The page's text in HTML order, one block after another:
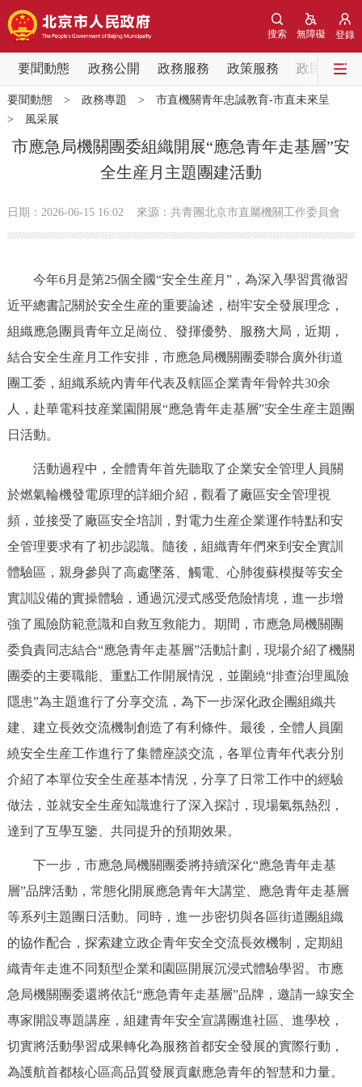
登錄
無障礙
搜索
要聞動態 政務公開 政務服務 政策服務 政民互動
要聞動態
黨中央精神 國務院資訊 中央部委動態
北京要聞 會議資訊 部門動態
市領導 機構職能 政策服務
政策兌現 政策解讀 回應關切
決策公開 專題公開
個人服務 法人服務 部門服務
便民服務 利企服務 投資項目
政民互動
12345網上接訴即辦 我要諮詢 我要建議
走進北京
北京概況 十六區概覽 人文北京
多語種
DEUTSCH FRANÇAIS РУССКИЙ ЯЗЫК
ESPAÑOL العربية PORTUGUÊS
ITALIANO
要聞動態> 政務專題 > 市直機關青年忠誠教育-市直未來呈
>
風采展
市應急局機關團委組織開展“應急青年走基層”安
全生産月主題團建活動
日期：2026-06-15 16:02 來源：共青團北京市直屬機關工作委員會
今年6月是第25個全國“安全生産月”，為深入學習貫徹習
近平總書記關於安全生産的重要論述，樹牢安全發展理念，
組織應急團員青年立足崗位、發揮優勢、服務大局，近期，
結合安全生産月工作安排，市應急局機關團委聯合廣外街道
團工委，組織系統內青年代表及轄區企業青年骨幹共30余
人，赴華電科技産業園開展“應急青年走基層”安全生産主題團
日活動。
活動過程中，全體青年首先聽取了企業安全管理人員關
於燃氣輪機發電原理的詳細介紹，觀看了廠區安全管理視
頻，並接受了廠區安全培訓，對電力生産企業運作特點和安
全管理要求有了初步認識。隨後，組織青年們來到安全實訓
體驗區，親身參與了高處墜落、觸電、心肺復蘇模擬等安全
實訓設備的實操體驗，通過沉浸式感受危險情境，進一步增
強了風險防範意識和自救互救能力。期間，市應急局機關團
委負責同志結合“應急青年走基層”活動計劃，現場介紹了機關
團委的主要職能、重點工作開展情況，並圍繞“排查治理風險
隱患”為主題進行了分享交流，為下一步深化政企團組織共
建、建立長效交流機制創造了有利條件。最後，全體人員圍
繞安全生産工作進行了集體座談交流，各單位青年代表分別
介紹了本單位安全生産基本情況，分享了日常工作中的經驗
做法，並就安全生産知識進行了深入探討，現場氣氛熱烈，
達到了互學互鑒、共同提升的預期效果。
下一步，市應急局機關團委將持續深化“應急青年走基
層”品牌活動，常態化開展應急青年大講堂、應急青年走基層
等系列主題團日活動。同時，進一步密切與各區街道團組織
的協作配合，探索建立政企青年安全交流長效機制，定期組
織青年走進不同類型企業和園區開展沉浸式體驗學習。市應
急局機關團委還將依託“應急青年走基層”品牌，邀請一線安全
專家開設專題講座，組建青年安全宣講團進社區、進學校，
切實將活動學習成果轉化為服務首都安全發展的實際行動，
為護航首都核心區高品質發展貢獻應急青年的智慧和力量。